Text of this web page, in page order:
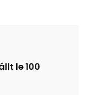
le 100